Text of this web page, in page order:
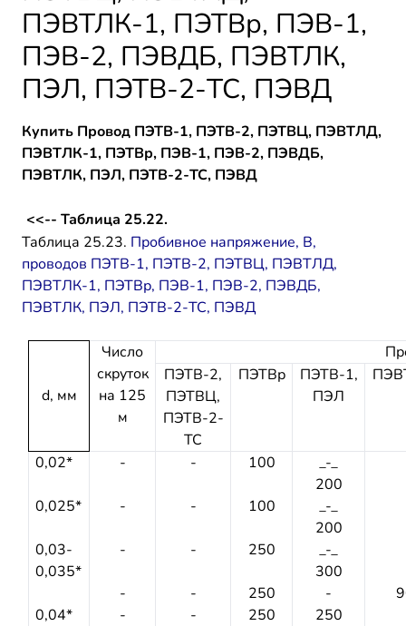
ПЭВТЛК-1, ПЭТВр, ПЭВ-1,
ПЭВ-2, ПЭВДБ, ПЭВТЛК,
ПЭЛ, ПЭТВ-2-ТС, ПЭВД
Купить Провод ПЭТВ-1, ПЭТВ-2, ПЭТВЦ, ПЭВТЛД,
ПЭВТЛК-1, ПЭТВр, ПЭВ-1, ПЭВ-2, ПЭВДБ,
ПЭВТЛК, ПЭЛ, ПЭТВ-2-ТС, ПЭВД
<<-- Таблица 25.22.
Таблица 25.23. Пробивное напряжение, В,
проводов ПЭТВ-1, ПЭТВ-2, ПЭТВЦ, ПЭВТЛД,
ПЭВТЛК-1, ПЭТВр, ПЭВ-1, ПЭВ-2, ПЭВДБ,
ПЭВТЛК, ПЭЛ, ПЭТВ-2-ТС, ПЭВД
d, мм
Число
скруток
на 125
м
ПЭТВ-2,
ПЭТВЦ,
ПЭТВ-2-
ТС
ПЭТВр
ПЭТВ-1,
ПЭЛ
0,02*
0,025*
0,03-
0,035*
0,04*
-
-
-
-
-
-
-
-
-
-
100
100
250
250
250
_-_
200
_-_
200
_-_
300
-
250